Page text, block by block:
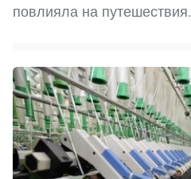
повлияла на путешествия.